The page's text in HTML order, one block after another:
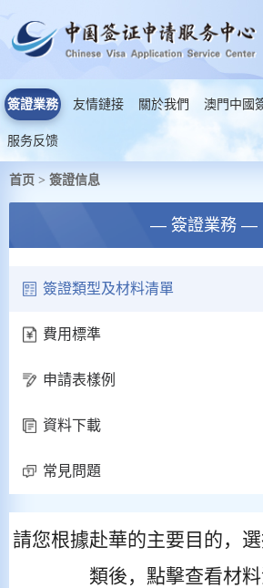
簽證業務 友情鏈接 關於我們 澳門中國
服务反馈
首页 > 簽證信息
— 簽證業務 —
簽證類型及材料清單
費用標準
申請表樣例
資料下載
常見問題
請您根據赴華的主要目的，
類後，點擊查看材料